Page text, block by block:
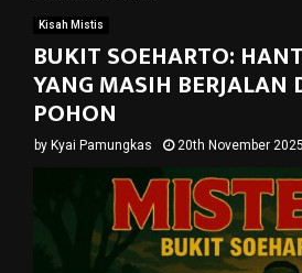
Kisah Mistis
BUKIT SOEHARTO:
YANG MASIH BERJALAN
POHON
by Kyai Pamungkas 20th November 2025